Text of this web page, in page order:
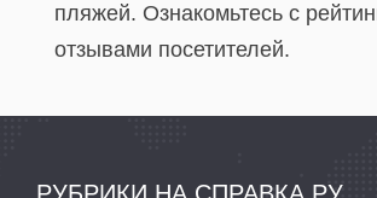
пляжей. Ознакомьтесь с
отзывами посетителей.